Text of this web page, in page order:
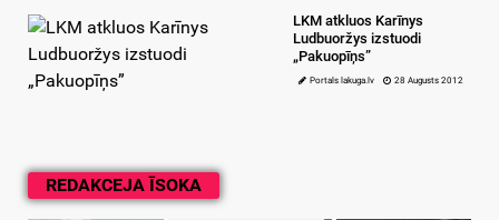
REDAKCEJA ĪSOKA
LKM atkluos Karīnys
Ludbuoržys izstuodi
„Pakuopīņs”
Portals lakuga.lv 28 Augusts 2012